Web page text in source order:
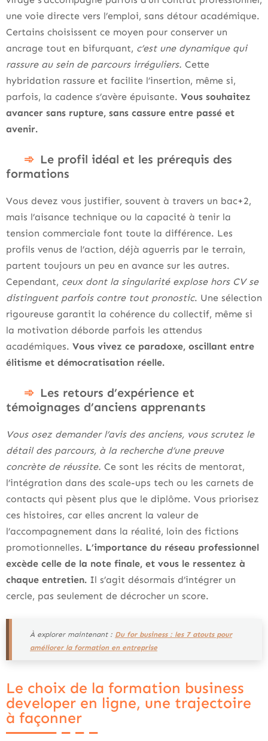
une voie directe vers l’emploi, sans détour académique.
Certains choisissent ce moyen pour conserver un
ancrage tout en bifurquant, c’est une dynamique qui
rassure au sein de parcours irréguliers. Cette
hybridation rassure et facilite l’insertion, même si,
parfois, la cadence s’avère épuisante. Vous souhaitez
avancer sans rupture, sans cassure entre passé et
avenir.
Le profil idéal et les prérequis des
formations
Vous devez vous justifier, souvent à travers un bac+2,
mais l’aisance technique ou la capacité à tenir la
tension commerciale font toute la différence. Les
profils venus de l’action, déjà aguerris par le terrain,
partent toujours un peu en avance sur les autres.
Cependant, ceux dont la singularité explose hors CV se
distinguent parfois contre tout pronostic. Une sélection
rigoureuse garantit la cohérence du collectif, même si
la motivation déborde parfois les attendus
académiques. Vous vivez ce paradoxe, oscillant entre
élitisme et démocratisation réelle.
Les retours d’expérience et
témoignages d’anciens apprenants
Vous osez demander l’avis des anciens, vous scrutez le
détail des parcours, à la recherche d’une preuve
concrète de réussite. Ce sont les récits de mentorat,
l’intégration dans des scale-ups tech ou les carnets de
contacts qui pèsent plus que le diplôme. Vous priorisez
ces histoires, car elles ancrent la valeur de
l’accompagnement dans la réalité, loin des fictions
promotionnelles. L’importance du réseau professionnel
excède celle de la note finale, et vous le ressentez à
chaque entretien. Il s’agit désormais d’intégrer un
cercle, pas seulement de décrocher un score.
À explorer maintenant : Du for business : les 7 atouts pour
améliorer la formation en entreprise
Le choix de la formation business
developer en ligne, une trajectoire
à façonner